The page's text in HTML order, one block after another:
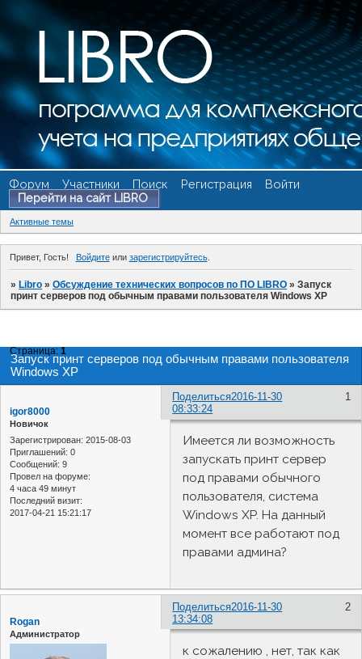
Форум Участники Поиск Регистрация
Войти
Перейти на сайт LIBRO
Активные темы
Привет, Гость! Войдитеили зарегистрируйтесь.
»Libro »Обсуждение технических вопросов по ПО LIBRO »Запуск
принт серверов под обычным правами пользователя Windows XP
Запуск принт серверов под обычным правами пользователя
Windows XP
Страница:1
Поделиться 1
2016-11-30
08:33:24
igor8000
Новичок
Зарегистрирован: 2015-08-03
Приглашений: 0
Сообщений: 9
Провел на форуме:
4 часа 49 минут
Последний визит:
2017-04-21 15:21:17
Имеется ли возможность
запускать принт сервер
под правами обычного
пользователя, система
Windows XP. На данный
момент все работают под
правами админа?
Поделиться 2
2016-11-30
13:34:08
Rogan
Администратор
к сожалению , нет, так как